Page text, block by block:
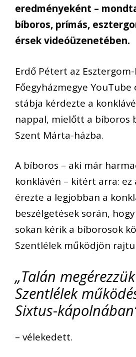
eredményeként –
bíboros, prímás,
érsek videóüzenetében.
Erdő Pétert az
Főegyházmegye
stábja kérdezte a
nappal, mielőtt a bíboros
Szent Márta-házba.
A bíboros – aki már
konklávén – kitért arra:
érezte a legjobban a
beszélgetések során,
sokan kérik a bíborosok
Szentlélek működjön
„Talán
Szentlélek
Sixtus-
– vélekedett.